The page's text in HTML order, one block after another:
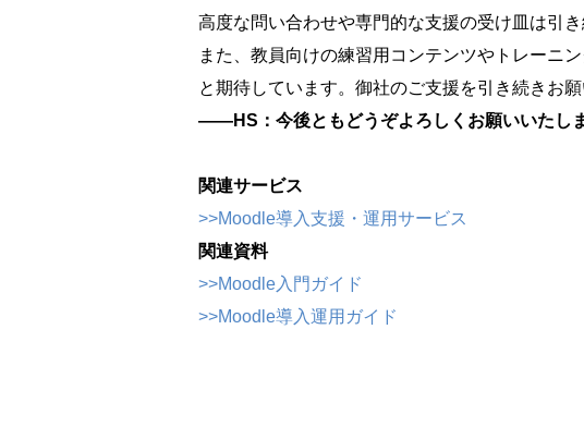
高度な問い合わせや専門的な支援の受け皿は引き
また、教員向けの練習用コンテンツやトレーニ
と期待しています。御社のご支援を引き続きお
――HS：今後ともどうぞよろしくお願いいたし
関連サービス
>>Moodle導入支援・運用サービス
関連資料
>>Moodle入門ガイド
>>Moodle導入運用ガイド